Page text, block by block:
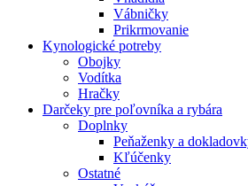
Vábničky
Prikrmovanie
Kynologické potreby
Obojky
Vodítka
Hračky
Darčeky pre poľovníka a rybára
Doplnky
Peňaženky a
Kľúčenky
Ostatné